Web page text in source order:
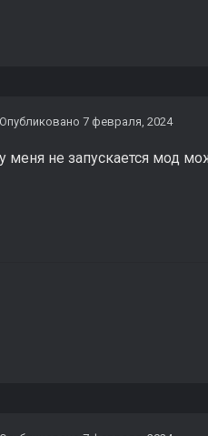
Опубликовано 7 февраля, 2024
у меня не запускается мод